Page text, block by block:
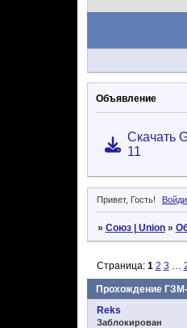
Объявление
Скачать
11
Привет, Гость!
» Союз | Union »
Прохождение
Страница: 1 2 3 …
Reks
Заблокирован